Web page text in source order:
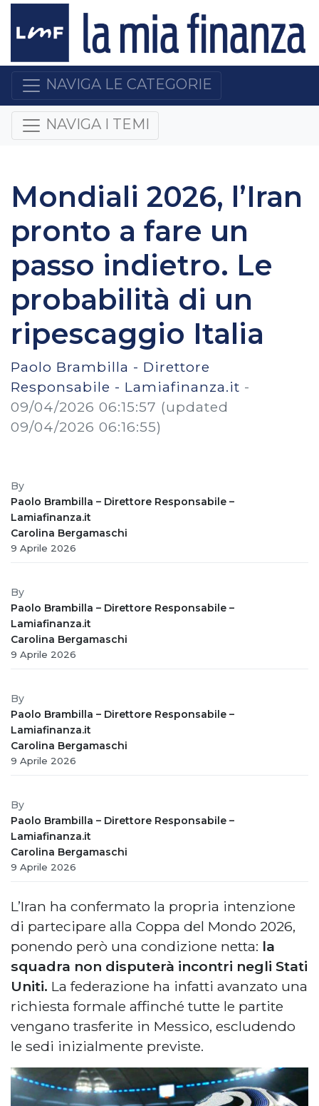
NAVIGA LE CATEGORIE
NAVIGA I TEMI
Mondiali 2026, l’Iran
pronto a fare un
passo indietro. Le
probabilità di un
ripescaggio Italia
Paolo Brambilla - Direttore
Responsabile - Lamiafinanza.it -
09/04/2026 06:15:57 (updated
09/04/2026 06:16:55)
By
Paolo Brambilla – Direttore Responsabile –
Lamiafinanza.it
Carolina Bergamaschi
9 Aprile 2026
By
Paolo Brambilla – Direttore Responsabile –
Lamiafinanza.it
Carolina Bergamaschi
9 Aprile 2026
By
Paolo Brambilla – Direttore Responsabile –
Lamiafinanza.it
Carolina Bergamaschi
9 Aprile 2026
By
Paolo Brambilla – Direttore Responsabile –
Lamiafinanza.it
Carolina Bergamaschi
9 Aprile 2026
L’Iran ha confermato la propria intenzione
di partecipare alla Coppa del Mondo 2026,
ponendo però una condizione netta: la
squadra non disputerà incontri negli Stati
Uniti. La federazione ha infatti avanzato una
richiesta formale affinché tutte le partite
vengano trasferite in Messico, escludendo
le sedi inizialmente previste.